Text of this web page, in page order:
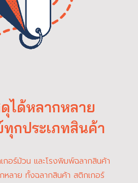
ได้หลากหลาย
กประเภทสินค้า
กอร์ม้วน และโรงพิมพ์ฉลากสินค้า
กหลาย ทั้งฉลากสินค้า สติกเกอร์